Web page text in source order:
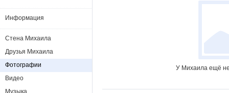
У Михаила ещё
Информация
Стена Михаила
Друзья Михаила
Фотографии
Видео
Музыка